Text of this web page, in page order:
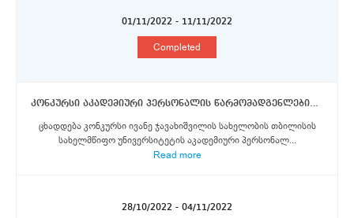
01/11/2022 - 11/11/2022
Completed
კონკურსი აკადემიური პერსონალის წარმომადგენლებისთვის შტუტგარტის უნივერსიტეტში ერაზმუს+ პროგრამის სტიპენდიების მოსაპოვებლად
ცხადდება კონკურსი ივანე ჯავახიშვილის სახელობის თბილისის
სახელმწიფო უნივერსიტეტის აკადემიური პერსონალ...
Read more
28/10/2022 - 04/11/2022